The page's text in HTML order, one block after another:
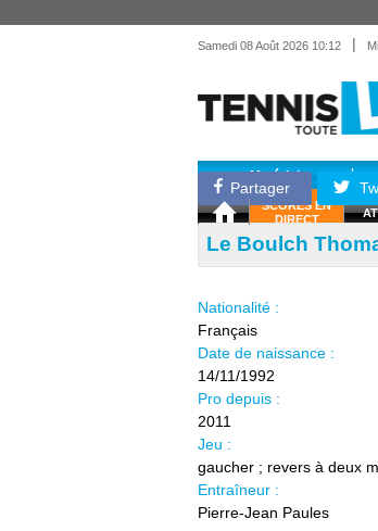
Samedi 08 Août 2026 10:12 |
Matériel
SCORES EN
DIRECT
Partager
Le Boulch
Nationalité :
Français
Date de naissance :
14/11/1992
Pro depuis :
2011
Jeu :
gaucher ; revers à deux
Entraîneur :
Pierre-Jean Paules